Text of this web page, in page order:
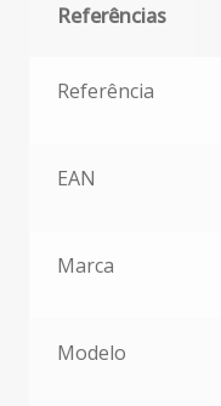
Referências
Referência
EAN
Marca
Modelo